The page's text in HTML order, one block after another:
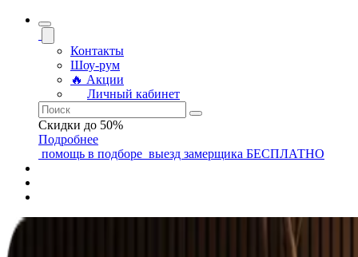
Контакты
Шоу-рум
🔥 Акции
Личный кабинет
Скидки до 50%
Подробнее
помощь в подборе выезд замерщика БЕСПЛАТНО